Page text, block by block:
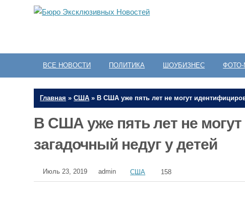
ВСЕ НОВОСТИ ПОЛИТИКА ШОУБИЗНЕС ФОТО-
Главная »США » В США уже пять лет не могут
В США уже пять лет не
загадочный недуг у детей
Июль 23, 2019 admin США 158